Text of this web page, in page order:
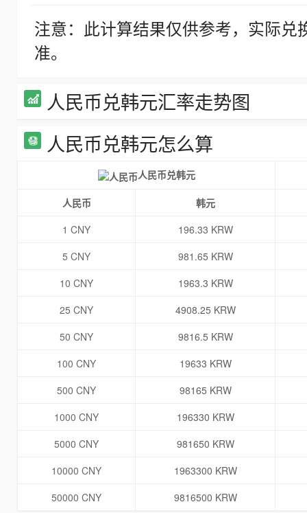
注意：此计算结果仅供参考，实际
准。
人民币兑韩元汇率走势图
人民币兑韩元怎么算
人民币兑韩元
人民币
韩元
1 CNY
196.33 KRW
5 CNY
981.65 KRW
10 CNY
1963.3 KRW
25 CNY
4908.25 KRW
50 CNY
9816.5 KRW
100 CNY
19633 KRW
500 CNY
98165 KRW
1000 CNY
196330 KRW
5000 CNY
981650 KRW
10000 CNY
1963300 KRW
50000 CNY
9816500 KRW